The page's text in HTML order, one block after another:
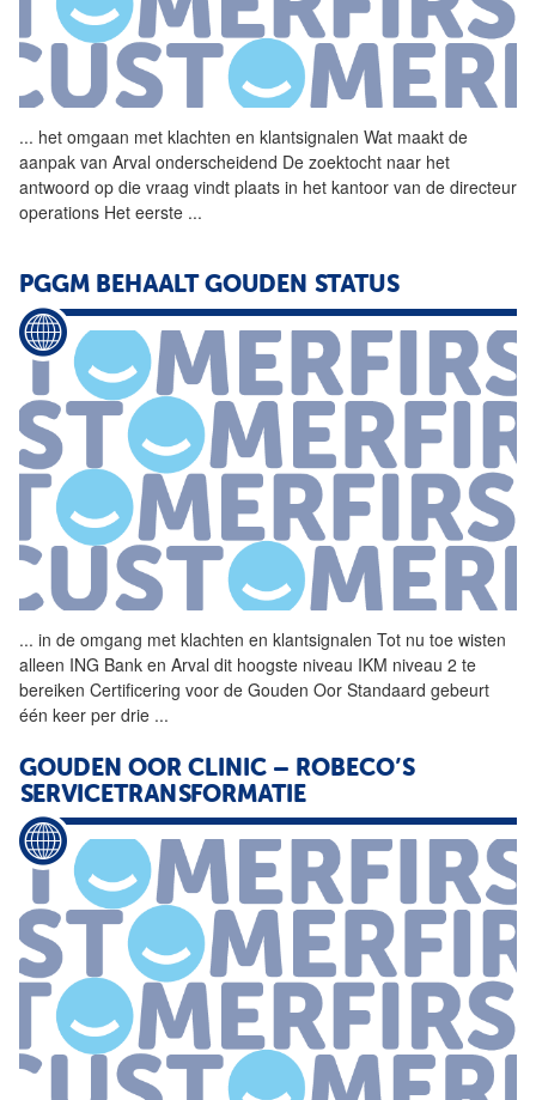
... het omgaan met klachten en klantsignalen Wat maakt de
aanpak van Arval onderscheidend De zoektocht naar het
antwoord op die vraag vindt plaats in het kantoor van de directeur
operations Het eerste ...
PGGM BEHAALT GOUDEN STATUS
... in de omgang met klachten en klantsignalen Tot nu toe wisten
alleen ING Bank en Arval dit hoogste niveau IKM niveau 2 te
bereiken Certificering voor de Gouden Oor Standaard gebeurt
één keer per drie ...
GOUDEN OOR CLINIC – ROBECO’S
SERVICETRANSFORMATIE